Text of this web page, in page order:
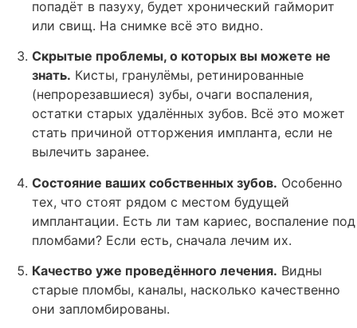
попадёт в пазуху, будет хронический гайморит
или свищ. На снимке всё это видно.
Скрытые проблемы, о которых вы можете не
знать. Кисты, гранулёмы, ретинированные
(непрорезавшиеся) зубы, очаги воспаления,
остатки старых удалённых зубов. Всё это может
стать причиной отторжения импланта, если не
вылечить заранее.
Состояние ваших собственных зубов. Особенно
тех, что стоят рядом с местом будущей
имплантации. Есть ли там кариес, воспаление под
пломбами? Если есть, сначала лечим их.
Качество уже проведённого лечения. Видны
старые пломбы, каналы, насколько качественно
они запломбированы.